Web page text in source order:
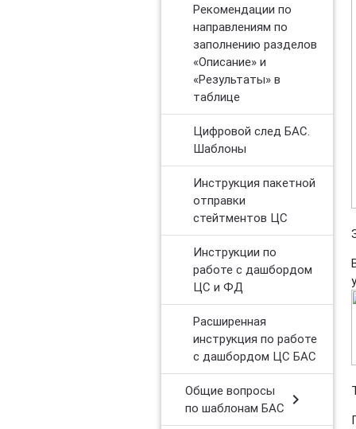
Рекомендации по
направлениям по
заполнению разделов
«Описание» и
«Результаты» в
таблице
Цифровой след БАС.
Шаблоны
​Инструкция пакетной
отправки
стейтментов ЦС
Инструкции по
работе с дашбордом
ЦС и ФД
Расширенная
инструкция по работе
с дашбордом ЦС БАС
Общие вопросы
по шаблонам БАС chevron_right